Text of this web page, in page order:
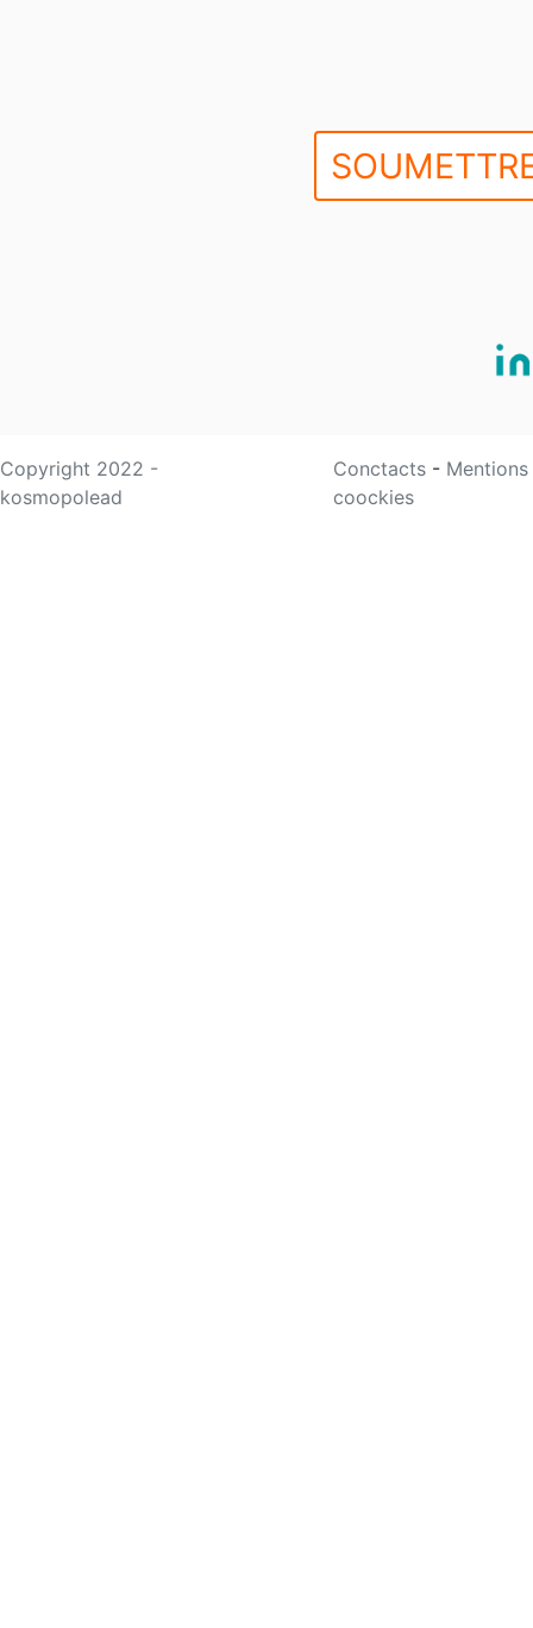
Copyright 2022 -
kosmopolead
Conctacts -
coockies